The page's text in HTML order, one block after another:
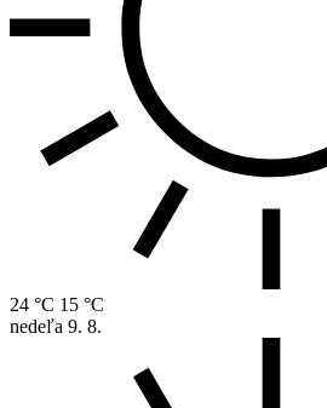
24 °C 15 °C
nedeľa 9. 8.